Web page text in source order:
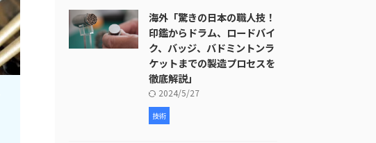
海外「驚きの日本の職人技！
印鑑からドラム、ロードバイ
ク、バッジ、バドミントンラ
ケットまでの製造プロセスを
徹底解説」
2024/5/27
技術